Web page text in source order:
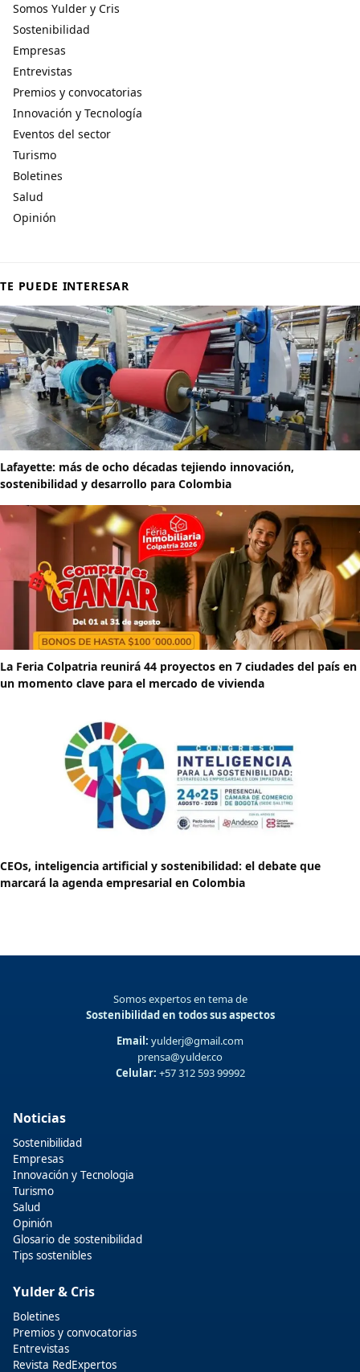
Somos Yulder y Cris
Sostenibilidad
Empresas
Entrevistas
Premios y convocatorias
Innovación y Tecnología
Eventos del sector
Turismo
Boletines
Salud
Opinión
TE PUEDE INTERESAR
Lafayette: más de ocho décadas tejiendo innovación,
sostenibilidad y desarrollo para Colombia
La Feria Colpatria reunirá 44 proyectos en 7 ciudades del país en
un momento clave para el mercado de vivienda
CEOs, inteligencia artificial y sostenibilidad: el debate que
marcará la agenda empresarial en Colombia
Somos expertos en tema de
Sostenibilidad en todos sus aspectos
Email: yulderj@gmail.com
prensa@yulder.co
Celular: +57 312 593 99992
Noticias
Sostenibilidad
Empresas
Innovación y Tecnologia
Turismo
Salud
Opinión
Glosario de sostenibilidad
Tips sostenibles
Yulder & Cris
Boletines
Premios y convocatorias
Entrevistas
Revista RedExpertos